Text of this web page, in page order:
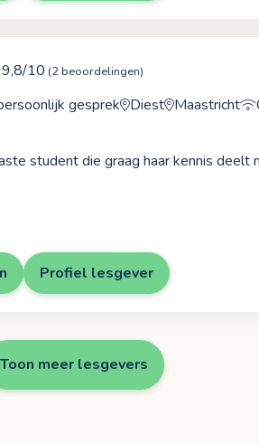
9,8/10 (2 beoordelingen)
gesprek Diest Maastricht
student die graag haar kennis deelt
Profiel lesgever
Toon meer lesgevers